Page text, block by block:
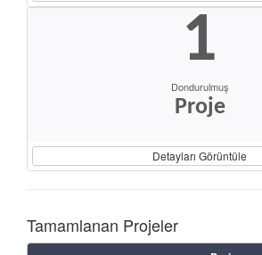
1
Dondurulmuş
Proje
Detayları Görüntüle
Tamamlanan Projeler